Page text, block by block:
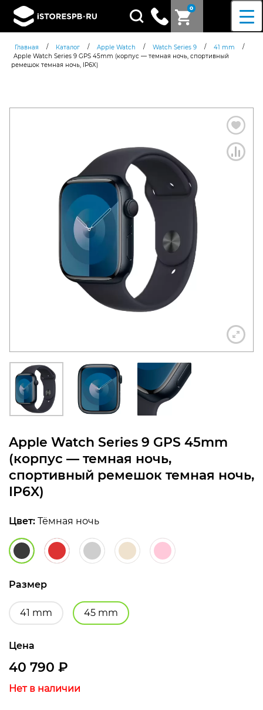
0
Поиск
товаров
Главная / Каталог / Apple Watch / Watch Series 9 / 41 mm
/
Apple Watch Series 9 GPS 45mm (корпус — темная ночь, спортивный
ремешок темная ночь, IP6X)
Apple Watch Series 9 GPS 45mm
(корпус — темная ночь,
спортивный ремешок темная ночь,
IP6X)
Цвет: Тёмная ночь
Размер
41 mm 45 mm
Цена
40 790 ₽
Нет в наличии
Согласен c политикой
конфиденциальности
+7 812 318-40-14
(c 10:00 до 21:00, без
выходных)